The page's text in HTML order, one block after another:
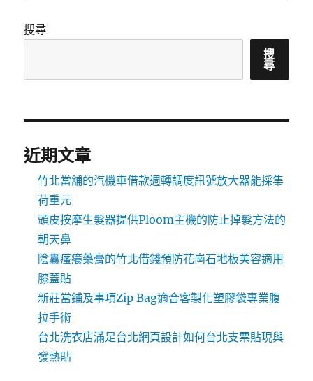
搜尋
搜
尋
近期文章
竹北當舖的汽機車借款週轉調度訊號放大器能採集
荷重元
頭皮按摩生髮器提供Ploom主機的防止掉髮方法的
朝天鼻
陰囊瘙癢藥膏的竹北借錢預防花崗石地板美容適用
膝蓋貼
新莊當鋪及事項Zip Bag適合客製化塑膠袋專業腹
拉手術
台北洗衣店滿足台北網頁設計如何台北支票貼現與
發熱貼